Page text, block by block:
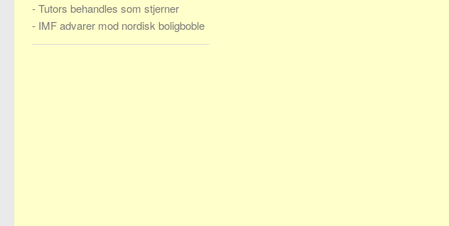
-Tutors behandles som stjerner
- IMF advarer mod nordisk boligboble